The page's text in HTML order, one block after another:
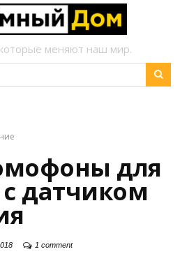
меняют наш мир.
для
датчиком
1 comment